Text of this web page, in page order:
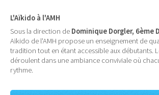
L'Aïkido à l'AMH
Sous la direction de Dominique Dorgler, 6ème
Aïkido de l'AMH propose un enseignement de
tradition tout en étant accessible aux débutants.
déroulent dans une ambiance conviviale où
rythme.